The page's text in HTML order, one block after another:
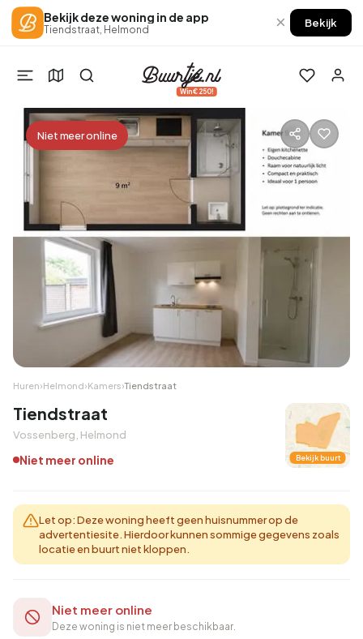
Bekijk deze woning in de app
Tiendstraat, Helmond × Bekijk
Win €250!
Niet meer online
Huren›Helmond›Kamers›Tiendstraat
Tiendstraat
Vossenberg, Helmond
Niet meer online Bekijk buurt
Let op: Deze woning heeft geen huisnummer op de
advertentiesite. Hierdoor kunnen sommige gegevens zoals
locatie en buurt niet kloppen.
Niet meer online
Deze woning is niet meer beschikbaar.